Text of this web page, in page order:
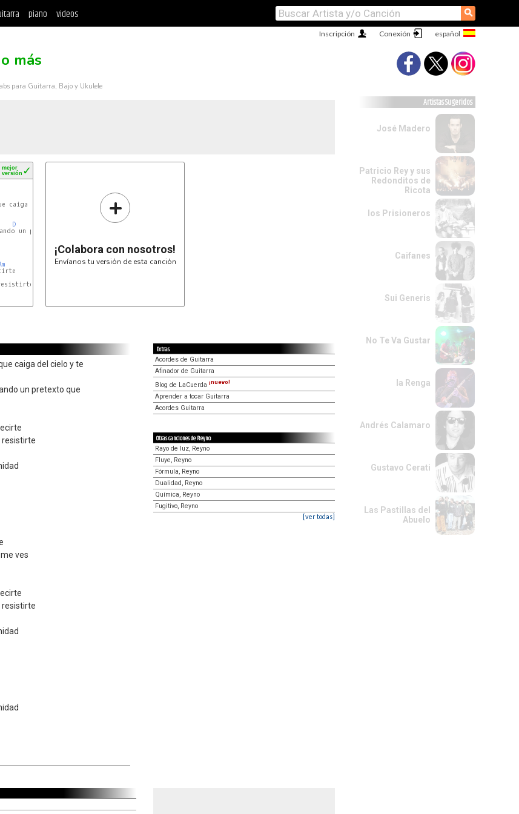
piano videos ⚲
Conexión
Inscripción
más
para Guitarra, Bajo y Ukulele
✓
mejor
versión
D
Em
un pretexto que
+
¡Colabora con nosotros!
Envíanos tu versión de esta canción
caiga del cielo y te
un pretexto que
resistirte
ves
resistirte
Extras
Acordes de Guitarra
Afinador de Guitarra
Blog de LaCuerda ¡nuevo!
Aprender a tocar Guitarra
Acordes Guitarra
Otras canciones de Reyno
Rayo de luz, Reyno
Fluye, Reyno
Fórmula, Reyno
Dualidad, Reyno
Química, Reyno
Fugitivo, Reyno
[ver todas]
Artistas Sugeridos
José Madero
Patricio Rey y sus
Redonditos de
Ricota
los Prisioneros
Caifanes
Sui Generis
No Te Va Gustar
la Renga
Andrés Calamaro
Gustavo Cerati
Las Pastillas del
Abuelo